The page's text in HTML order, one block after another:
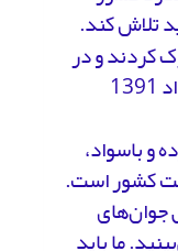
تلاش کند.
کردند و در
دیدار کارگزاران نظام در سوم مرداد 1391
و باسواد،
کشور است.
جوان‌های
ما باید